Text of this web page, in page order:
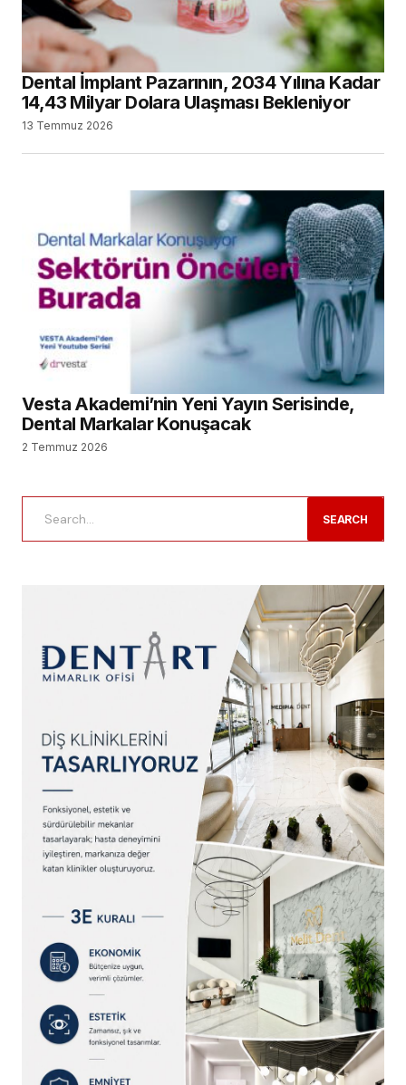
Dental İmplant Pazarının, 2034 Yılına Kadar
14,43 Milyar Dolara Ulaşması Bekleniyor
13 Temmuz 2026
Vesta Akademi’nin Yeni Yayın Serisinde,
Dental Markalar Konuşacak
2 Temmuz 2026
SEARCH